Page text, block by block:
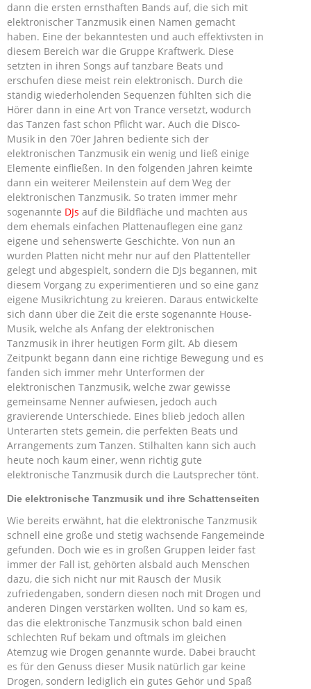
dann die ersten ernsthaften Bands auf, die sich mit
elektronischer Tanzmusik einen Namen gemacht
haben. Eine der bekanntesten und auch effektivsten in
diesem Bereich war die Gruppe Kraftwerk. Diese
setzten in ihren Songs auf tanzbare Beats und
erschufen diese meist rein elektronisch. Durch die
ständig wiederholenden Sequenzen fühlten sich die
Hörer dann in eine Art von Trance versetzt, wodurch
das Tanzen fast schon Pflicht war. Auch die Disco-
Musik in den 70er Jahren bediente sich der
elektronischen Tanzmusik ein wenig und ließ einige
Elemente einfließen. In den folgenden Jahren keimte
dann ein weiterer Meilenstein auf dem Weg der
elektronischen Tanzmusik. So traten immer mehr
sogenannte DJs auf die Bildfläche und machten aus
dem ehemals einfachen Plattenauflegen eine ganz
eigene und sehenswerte Geschichte. Von nun an
wurden Platten nicht mehr nur auf den Plattenteller
gelegt und abgespielt, sondern die DJs begannen, mit
diesem Vorgang zu experimentieren und so eine ganz
eigene Musikrichtung zu kreieren. Daraus entwickelte
sich dann über die Zeit die erste sogenannte House-
Musik, welche als Anfang der elektronischen
Tanzmusik in ihrer heutigen Form gilt. Ab diesem
Zeitpunkt begann dann eine richtige Bewegung und es
fanden sich immer mehr Unterformen der
elektronischen Tanzmusik, welche zwar gewisse
gemeinsame Nenner aufwiesen, jedoch auch
gravierende Unterschiede. Eines blieb jedoch allen
Unterarten stets gemein, die perfekten Beats und
Arrangements zum Tanzen. Stilhalten kann sich auch
heute noch kaum einer, wenn richtig gute
elektronische Tanzmusik durch die Lautsprecher tönt.
Die elektronische Tanzmusik und ihre Schattenseiten
Wie bereits erwähnt, hat die elektronische Tanzmusik
schnell eine große und stetig wachsende Fangemeinde
gefunden. Doch wie es in großen Gruppen leider fast
immer der Fall ist, gehörten alsbald auch Menschen
dazu, die sich nicht nur mit Rausch der Musik
zufriedengaben, sondern diesen noch mit Drogen und
anderen Dingen verstärken wollten. Und so kam es,
das die elektronische Tanzmusik schon bald einen
schlechten Ruf bekam und oftmals im gleichen
Atemzug wie Drogen genannte wurde. Dabei braucht
es für den Genuss dieser Musik natürlich gar keine
Drogen, sondern lediglich ein gutes Gehör und Spaß